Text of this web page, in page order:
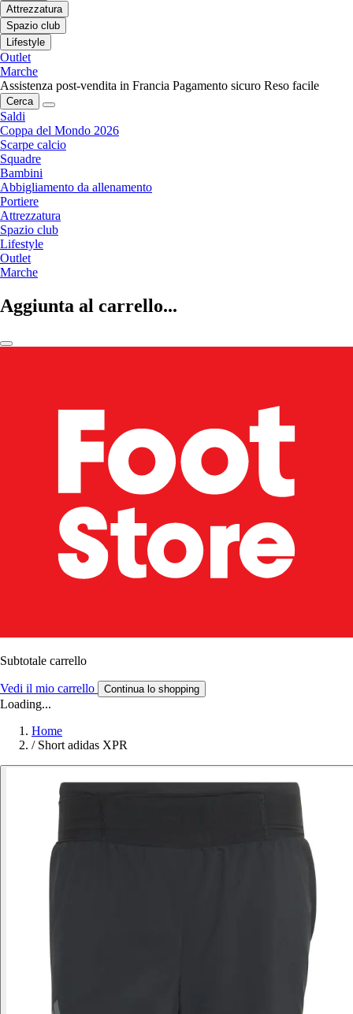
Attrezzatura
Spazio club
Lifestyle
Outlet
Marche
Assistenza post-vendita in Francia Pagamento sicuro Reso facile
Cerca
Saldi
Coppa del Mondo 2026
Scarpe calcio
Squadre
Bambini
Abbigliamento da allenamento
Portiere
Attrezzatura
Spazio club
Lifestyle
Outlet
Marche
Aggiunta al carrello...
Subtotale carrello
Vedi il mio carrello Continua lo shopping
Loading...
Home
/ Short adidas XPR